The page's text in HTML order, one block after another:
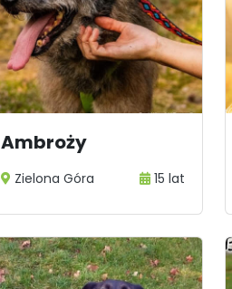
Ambroży
Zielona Góra 15 lat